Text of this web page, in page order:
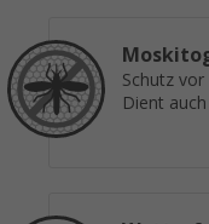
Schutz
Dient